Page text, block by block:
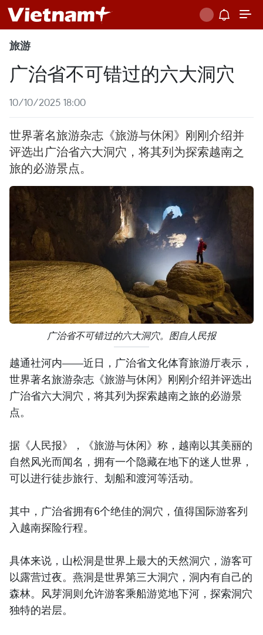
旅游
广治省不可错过的六大洞穴
10/10/2025 18:00
世界著名旅游杂志《旅游与休闲》刚刚介绍并
评选出广治省六大洞穴，将其列为探索越南之
旅的必游景点。
广治省不可错过的六大洞穴。图自人民报
越通社河内——近日，广治省文化体育旅游厅表示，
世界著名旅游杂志《旅游与休闲》刚刚介绍并评选出
广治省六大洞穴，将其列为探索越南之旅的必游景
点。
据《人民报》，《旅游与休闲》称，越南以其美丽的
自然风光而闻名，拥有一个隐藏在地下的迷人世界，
可以进行徒步旅行、划船和渡河等活动。
其中，广治省拥有6个绝佳的洞穴，值得国际游客列
入越南探险行程。
具体来说，山松洞是世界上最大的天然洞穴，游客可
以露营过夜。燕洞是世界第三大洞穴，洞内有自己的
森林。风芽洞则允许游客乘船游览地下河，探索洞穴
独特的岩层。